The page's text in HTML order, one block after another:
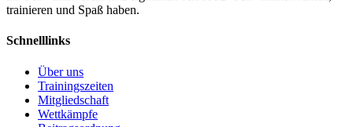
trainieren und Spaß haben.
Schnelllinks
Über uns
Trainingszeiten
Mitgliedschaft
Wettkämpfe